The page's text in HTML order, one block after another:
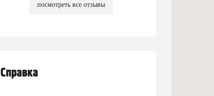
посмотреть все отзывы
Справка